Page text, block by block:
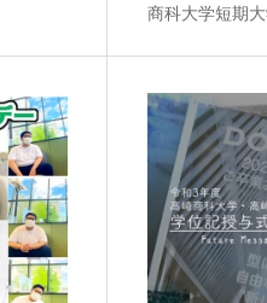
商科大学短期